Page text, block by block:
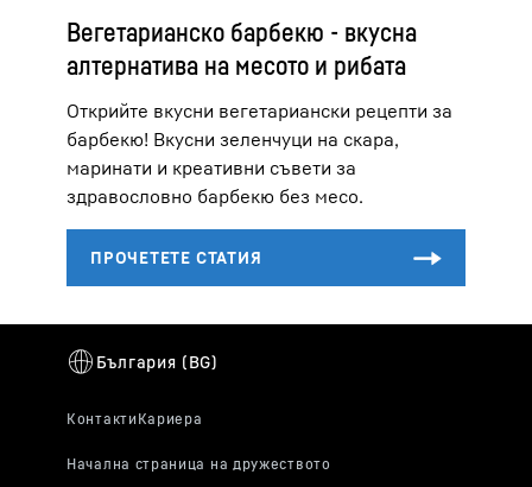
Вегетарианско барбекю - вкусна
алтернатива на месото и рибата
Открийте вкусни вегетариански рецепти за
барбекю! Вкусни зеленчуци на скара,
маринати и креативни съвети за
здравословно барбекю без месо.